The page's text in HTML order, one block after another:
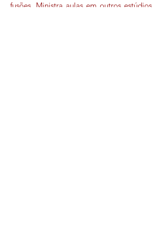
fusões. Ministra aulas em outros estúdios